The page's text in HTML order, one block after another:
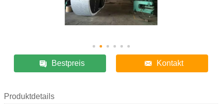
Bestpreis Kontakt
Produktdetails